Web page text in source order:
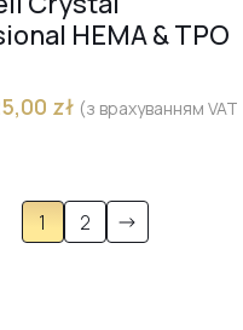
HEMA & TPO
zł (з врахуванням VAT
1 2